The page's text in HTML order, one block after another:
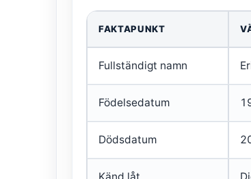
FAKTAPUNKT
Fullständigt namn
Födelsedatum
Dödsdatum
Känd låt